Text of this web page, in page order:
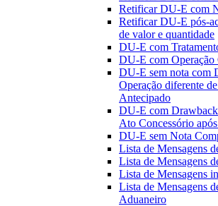
Retificar DU-E com
Retificar DU-E pós-
de valor e quantidade
DU-E com
DU-E com Operação
DU-E sem nota com
Operação diferente
Antecipado
DU-E com
Ato Concessório
DU-E sem Nota
Lista de Mensagens
Lista de Mensagens
Lista de Mensagens
Lista de Mensagens
Aduaneiro